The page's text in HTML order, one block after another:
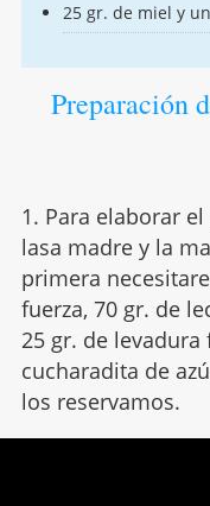
25 gr. de miel y
Preparación
1. Para elaborar
lasa madre y la
primera
fuerza, 70 gr. de
25 gr. de levadura
cucharadita de
los reservamos.